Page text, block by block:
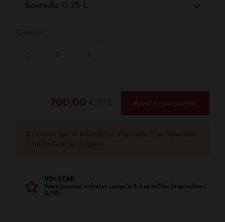
Bouteille 0,75 L
700,00 € TTC Ajouter au panier
VIN STAR
Vous pouvez acheter jusqu'à 6 bouteilles (équivalent
0,75l)